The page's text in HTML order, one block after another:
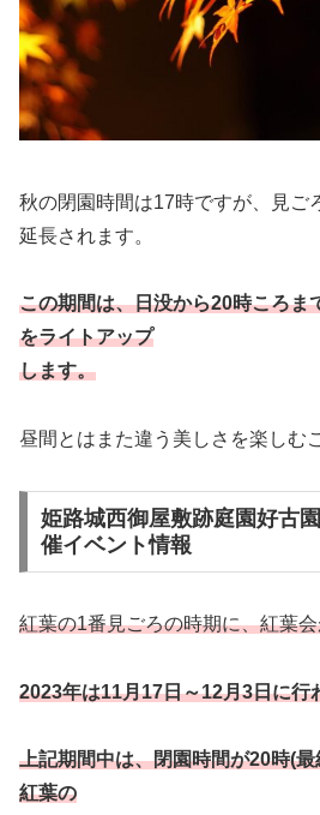
秋の閉園時間は17時ですが、見ご
延長されます。
この期間は、日没から20時ころま
をライトアップ
します。
昼間とはまた違う美しさを楽しむ
姫路城西御屋敷跡庭園好古
催イベント情報
紅葉の1番見ごろの時期に、紅葉
2023年は11月17日～12月3日に行
上記期間中は、閉園時間が20時(
紅葉の